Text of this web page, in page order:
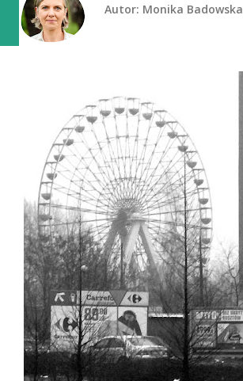
Autor: Monika Badowska